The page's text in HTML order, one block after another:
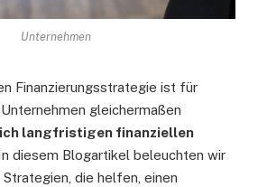
Unternehmen
Finanzierungsstrategie ist für
gleichermaßen
langfristigen finanziellen
diesem Blogartikel beleuchten wir
die helfen, einen